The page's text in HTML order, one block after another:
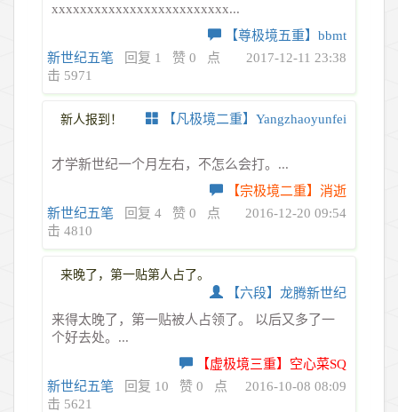
xxxxxxxxxxxxxxxxxxxxxxxxx...
【尊极境五重】bbmt
2017-12-11 23:38
新世纪五笔 回复 1 赞 0
点
击 5971
新人报到！ 【凡极境二重】Yangzhaoyunfei
才学新世纪一个月左右，不怎么会打。...
【宗极境二重】消逝
2016-12-20 09:54
新世纪五笔 回复 4 赞 0
点
击 4810
来晚了，第一贴第人占了。
【六段】龙腾新世纪
来得太晚了，第一贴被人占领了。 以后又多了一
个好去处。...
【虚极境三重】空心菜SQ
2016-10-08 08:09
新世纪五笔 回复 10 赞 0
点
击 5621